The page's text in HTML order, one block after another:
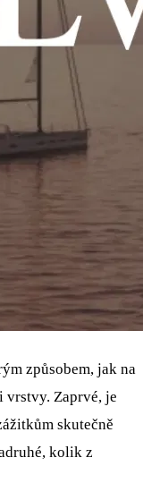
způsobem, jak na
vrstvy. Zaprvé, je
skutečně
kolik z